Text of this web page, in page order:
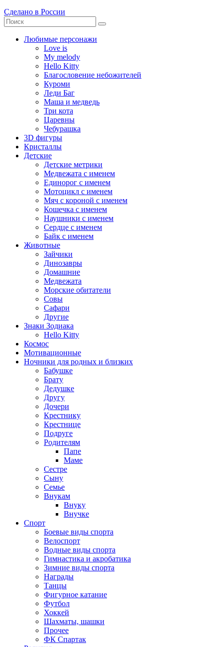
Сделано в России
Любимые персонажи
Love is
My melody
Hello Kitty
Благословение небожителей
Куроми
Леди Баг
Маша и медведь
Три кота
Царевны
Чебурашка
3D фигуры
Кристаллы
Детские
Детские метрики
Медвежата с именем
Единорог с именем
Мотоцикл с именем
Мяч с короной с именем
Кошечка с именем
Наушники с именем
Сердце с именем
Байк с именем
Животные
Зайчики
Динозавры
Домашние
Медвежата
Морские обитатели
Совы
Сафари
Другие
Знаки Зодиака
Hello Kitty
Космос
Мотивационные
Ночники для родных и близких
Бабушке
Брату
Дедушке
Другу
Дочери
Крестнику
Крестнице
Подруге
Родителям
Папе
Маме
Сестре
Сыну
Семье
Внукам
Внуку
Внучке
Спорт
Боевые виды спорта
Велоспорт
Водные виды спорта
Гимнастика и акробатика
Зимние виды спорта
Награды
Танцы
Фигурное катание
Футбол
Хоккей
Шахматы, шашки
Прочее
ФК Спартак